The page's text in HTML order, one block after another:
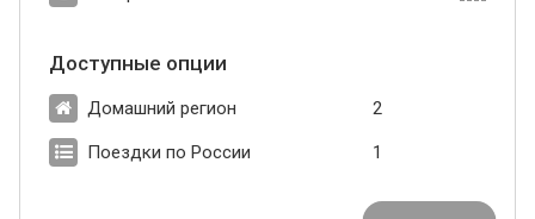
Доступные опции
Домашний регион 2
Поездки по России 1